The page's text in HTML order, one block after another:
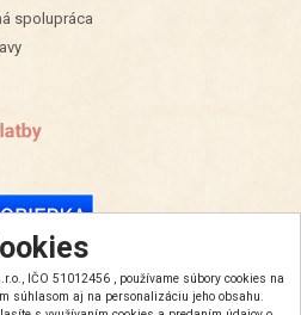
IČO 51012456 , používame súbory cookies na
súhlasom aj na personalizáciu jeho obsahu.
spolupráca